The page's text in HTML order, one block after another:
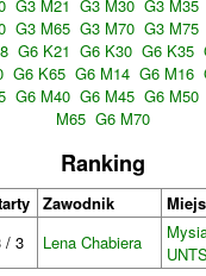
G3 M21 G3 M30 G3 M35
G3 M65 G3 M70 G3 M75
G6 K21 G6 K30 G6 K35
G6 K65 G6 M14 G6 M16
G6 M40 G6 M45 G6 M50
M65 G6 M70
Ranking
Zawodnik
/ 3 Lena Chabiera